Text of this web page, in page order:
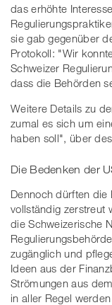
das erhöhte
sie gab gegenüber
Protokoll: "Wir
Schweizer
dass die Behörden
Weitere Details zu
zumal es sich um
haben soll", über
Die Bedenken der
Dennoch dürften die
vollständig zerstreut
die Schweizerische
zugänglich und
Ideen aus der
Strömungen aus
in aller Regel